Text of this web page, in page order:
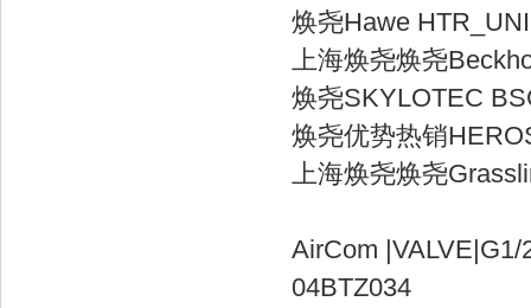
焕尧Hawe
上海焕尧焕尧
焕尧
焕尧优势热销
上海焕尧焕尧
AirCom